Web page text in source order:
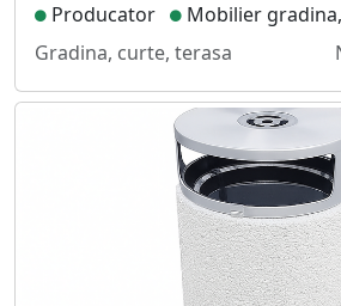
Producator Mobilier
Gradina, curte, terasa